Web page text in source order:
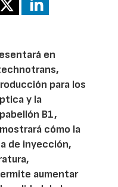
en
para los
y la
B1,
cómo la
de inyección,
aumentar